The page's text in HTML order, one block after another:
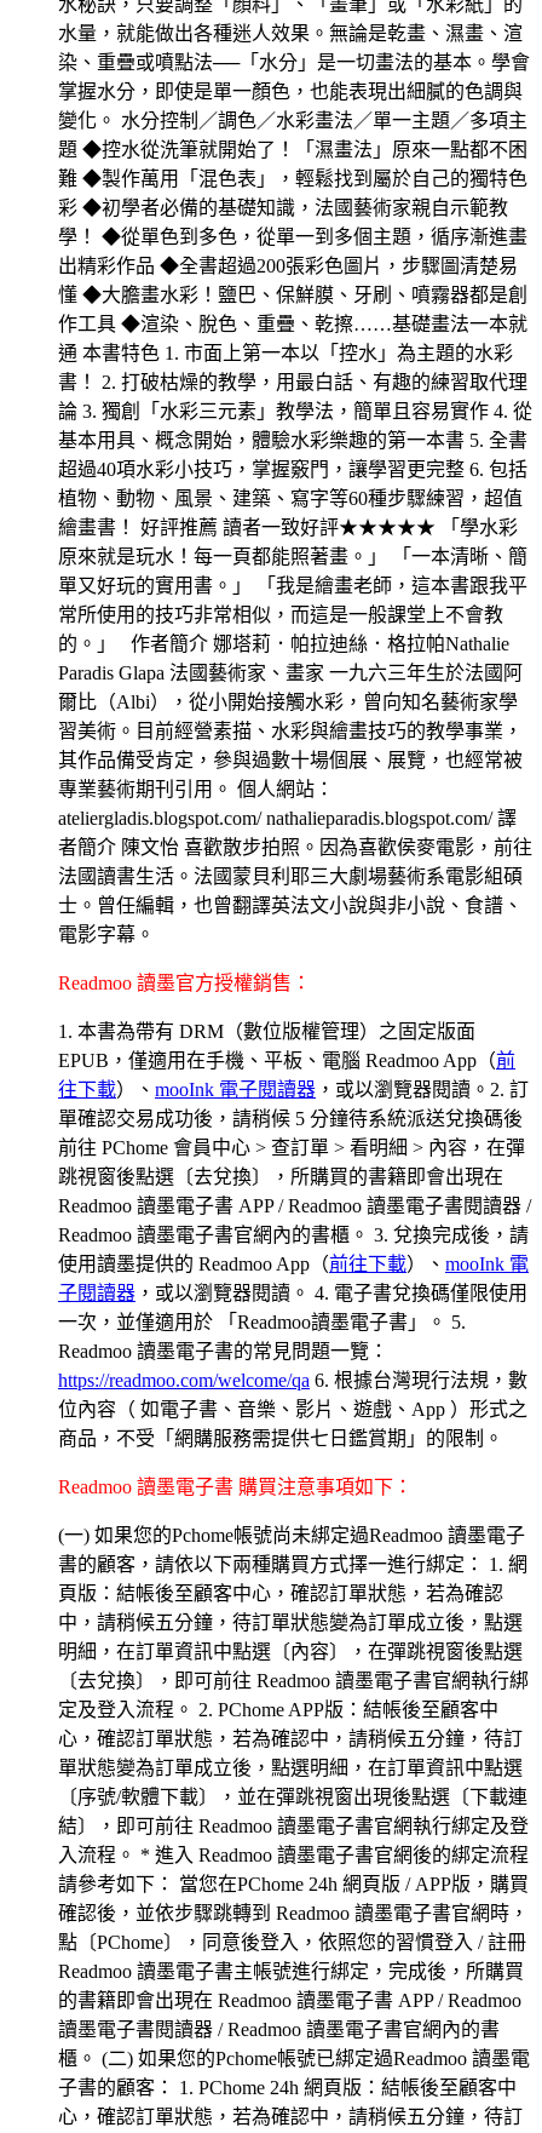
水秘訣，只要調整「顏料」、「畫筆」或「水彩紙」的
水量，就能做出各種迷人效果。無論是乾畫、濕畫、渲
染、重疊或噴點法──「水分」是一切畫法的基本。學會
掌握水分，即使是單一顏色，也能表現出細膩的色調與
變化。 水分控制／調色／水彩畫法／單一主題／多項主
題 ◆控水從洗筆就開始了！「濕畫法」原來一點都不困
難 ◆製作萬用「混色表」，輕鬆找到屬於自己的獨特色
彩 ◆初學者必備的基礎知識，法國藝術家親自示範教
學！ ◆從單色到多色，從單一到多個主題，循序漸進畫
出精彩作品 ◆全書超過200張彩色圖片，步驟圖清楚易
懂 ◆大膽畫水彩！鹽巴、保鮮膜、牙刷、噴霧器都是創
作工具 ◆渲染、脫色、重疊、乾擦……基礎畫法一本就
通 本書特色 1. 市面上第一本以「控水」為主題的水彩
書！ 2. 打破枯燥的教學，用最白話、有趣的練習取代理
論 3. 獨創「水彩三元素」教學法，簡單且容易實作 4. 從
基本用具、概念開始，體驗水彩樂趣的第一本書 5. 全書
超過40項水彩小技巧，掌握竅門，讓學習更完整 6. 包括
植物、動物、風景、建築、寫字等60種步驟練習，超值
繪畫書！ 好評推薦 讀者一致好評★★★★★ 「學水彩
原來就是玩水！每一頁都能照著畫。」 「一本清晰、簡
單又好玩的實用書。」 「我是繪畫老師，這本書跟我平
常所使用的技巧非常相似，而這是一般課堂上不會教
的。」 作者簡介 娜塔莉．帕拉迪絲．格拉帕Nathalie
Paradis Glapa 法國藝術家、畫家 一九六三年生於法國阿
爾比（Albi），從小開始接觸水彩，曾向知名藝術家學
習美術。目前經營素描、水彩與繪畫技巧的教學事業，
其作品備受肯定，參與過數十場個展、展覽，也經常被
專業藝術期刊引用。 個人網站：
ateliergladis.blogspot.com/ nathalieparadis.blogspot.com/ 譯
者簡介 陳文怡 喜歡散步拍照。因為喜歡侯麥電影，前往
法國讀書生活。法國蒙貝利耶三大劇場藝術系電影組碩
士。曾任編輯，也曾翻譯英法文小說與非小說、食譜、
電影字幕。
Readmoo 讀墨官方授權銷售：
1. 本書為帶有 DRM（數位版權管理）之固定版面
EPUB，僅適用在手機、平板、電腦 Readmoo App（前
往下載）、 mooInk 電子閱讀器 ，或以瀏覽器閱讀。2. 訂
單確認交易成功後，請稍候 5 分鐘待系統派送兌換碼後
前往 PChome 會員中心 > 查訂單 > 看明細 > 內容，在彈
跳視窗後點選〔去兌換〕，所購買的書籍即會出現在
Readmoo 讀墨電子書 APP / Readmoo 讀墨電子書閱讀器 /
Readmoo 讀墨電子書官網內的書櫃。 3. 兌換完成後，請
使用讀墨提供的 Readmoo App（前往下載）、 mooInk 電
子閱讀器 ，或以瀏覽器閱讀。 4. 電子書兌換碼僅限使用
一次，並僅適用於 「Readmoo讀墨電子書」。 5.
Readmoo 讀墨電子書的常見問題一覽：
https://readmoo.com/welcome/qa 6. 根據台灣現行法規，數
位內容（ 如電子書、音樂、影片、遊戲、App ）形式之
商品，不受「網購服務需提供七日鑑賞期」的限制。
Readmoo 讀墨電子書 購買注意事項如下：
(一) 如果您的Pchome帳號尚未綁定過Readmoo 讀墨電子
書的顧客，請依以下兩種購買方式擇一進行綁定： 1. 網
頁版：結帳後至顧客中心，確認訂單狀態，若為確認
中，請稍候五分鐘，待訂單狀態變為訂單成立後，點選
明細，在訂單資訊中點選〔內容〕，在彈跳視窗後點選
〔去兌換〕，即可前往 Readmoo 讀墨電子書官網執行綁
定及登入流程。 2. PChome APP版：結帳後至顧客中
心，確認訂單狀態，若為確認中，請稍候五分鐘，待訂
單狀態變為訂單成立後，點選明細，在訂單資訊中點選
〔序號/軟體下載〕，並在彈跳視窗出現後點選〔下載連
結〕，即可前往 Readmoo 讀墨電子書官網執行綁定及登
入流程。 * 進入 Readmoo 讀墨電子書官網後的綁定流程
請參考如下： 當您在PChome 24h 網頁版 / APP版，購買
確認後，並依步驟跳轉到 Readmoo 讀墨電子書官網時，
點〔PChome〕，同意後登入，依照您的習慣登入 / 註冊
Readmoo 讀墨電子書主帳號進行綁定，完成後，所購買
的書籍即會出現在 Readmoo 讀墨電子書 APP / Readmoo
讀墨電子書閱讀器 / Readmoo 讀墨電子書官網內的書
櫃。 (二) 如果您的Pchome帳號已綁定過Readmoo 讀墨電
子書的顧客： 1. PChome 24h 網頁版：結帳後至顧客中
心，確認訂單狀態，若為確認中，請稍候五分鐘，待訂